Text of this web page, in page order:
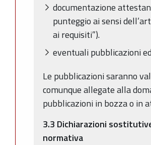
documentazione
punteggio ai sensi
ai requisiti”).
eventuali pubblicazioni
Le pubblicazioni saranno
comunque allegate alla
pubblicazioni in bozza o in
3.3 Dichiarazioni
normativa